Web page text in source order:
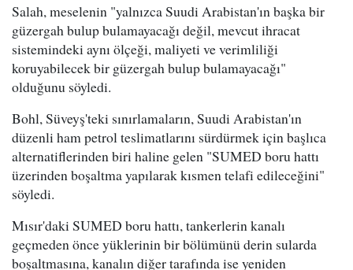
Salah, meselenin "yalnızca Suudi Arabistan'ın başka bir
güzergah bulup bulamayacağı değil, mevcut ihracat
sistemindeki aynı ölçeği, maliyeti ve verimliliği
koruyabilecek bir güzergah bulup bulamayacağı"
olduğunu söyledi.
Bohl, Süveyş'teki sınırlamaların, Suudi Arabistan'ın
düzenli ham petrol teslimatlarını sürdürmek için başlıca
alternatiflerinden biri haline gelen "SUMED boru hattı
üzerinden boşaltma yapılarak kısmen telafi edileceğini"
söyledi.
Mısır'daki SUMED boru hattı, tankerlerin kanalı
geçmeden önce yüklerinin bir bölümünü derin sularda
boşaltmasına, kanalın diğer tarafında ise yeniden